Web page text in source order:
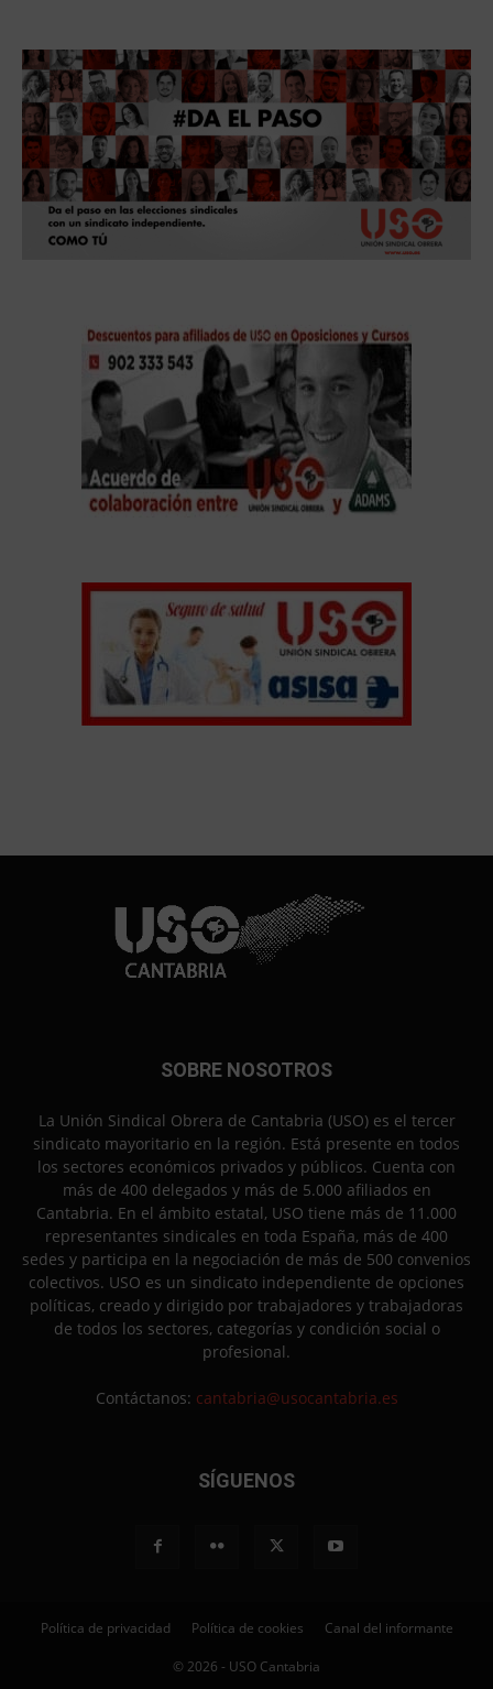
SOBRE NOSOTROS
La Unión Sindical Obrera de Cantabria (USO) es el tercer
sindicato mayoritario en la región. Está presente en todos
los sectores económicos privados y públicos. Cuenta con
más de 400 delegados y más de 5.000 afiliados en
Cantabria. En el ámbito estatal, USO tiene más de 11.000
representantes sindicales en toda España, más de 400
sedes y participa en la negociación de más de 500 convenios
colectivos. USO es un sindicato independiente de opciones
políticas, creado y dirigido por trabajadores y trabajadoras
de todos los sectores, categorías y condición social o
profesional.
Contáctanos: cantabria@usocantabria.es
SÍGUENOS
Política de privacidad Política de cookies Canal del informante
© 2026 - USO Cantabria